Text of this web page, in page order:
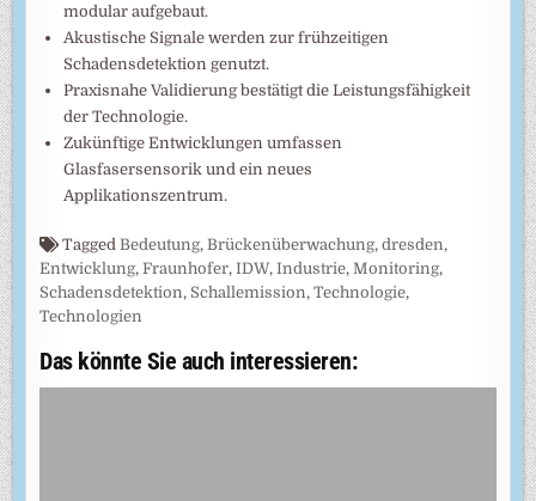
modular aufgebaut.
Akustische Signale werden zur frühzeitigen
Schadensdetektion genutzt.
Praxisnahe Validierung bestätigt die Leistungsfähigkeit
der Technologie.
Zukünftige Entwicklungen umfassen
Glasfasersensorik und ein neues
Applikationszentrum.
Tagged Bedeutung, Brückenüberwachung,dresden,
Entwicklung,Fraunhofer,IDW,Industrie, Monitoring,
Schadensdetektion, Schallemission,Technologie,
Technologien
Das könnte Sie auch interessieren: